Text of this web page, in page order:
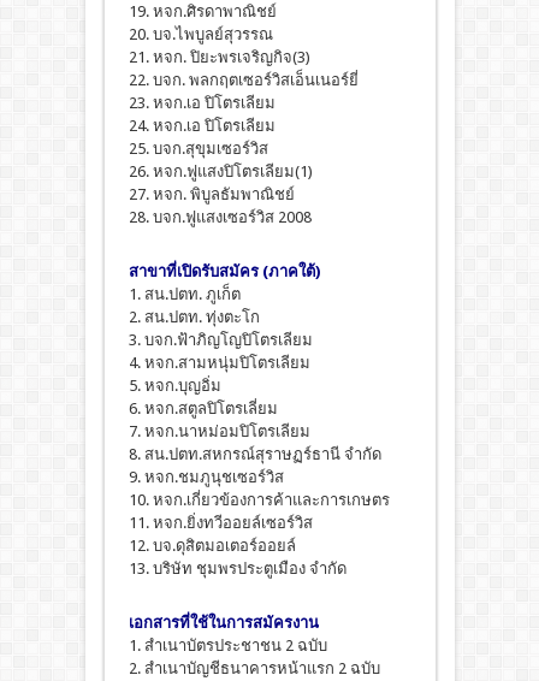
19. หจก.ศิรดาพาณิชย์
20. บจ.ไพบูลย์สุวรรณ
21. หจก. ปิยะพรเจริญกิจ(3)
22. บจก. พลกฤตเซอร์วิสเอ็นเนอร์ยี่
23. หจก.เอ ปิโตรเลียม
24. หจก.เอ ปิโตรเลียม
25. บจก.สุขุมเซอร์วิส
26. หจก.ฟูแสงปิโตรเลียม(1)
27. หจก. พิบูลธัมพาณิชย์
28. บจก.ฟูแสงเซอร์วิส 2008
สาขาที่เปิดรับสมัคร (ภาคใต้)
1. สน.ปตท. ภูเก็ต
2. สน.ปตท. ทุ่งตะโก
3. บจก.ฟ้าภิญโญปิโตรเลียม
4. หจก.สามหนุ่มปิโตรเลียม
5. หจก.บุญอิ่ม
6. หจก.สตูลปิโตรเลี่ยม
7. หจก.นาหม่อมปิโตรเลียม
8. สน.ปตท.สหกรณ์สุราษฏร์ธานี จำกัด
9. หจก.ชมภูนุชเซอร์วิส
10. หจก.เกี่ยวข้องการค้าและการเกษตร
11. หจก.ยิ่งทวีออยล์เซอร์วิส
12. บจ.ดุสิตมอเตอร์ออยล์
13. บริษัท ชุมพรประตูเมือง จำกัด
เอกสารที่ใช้ในการสมัครงาน
1. สำเนาบัตรประชาชน 2 ฉบับ
2. สำเนาบัญชีธนาคารหน้าแรก 2 ฉบับ